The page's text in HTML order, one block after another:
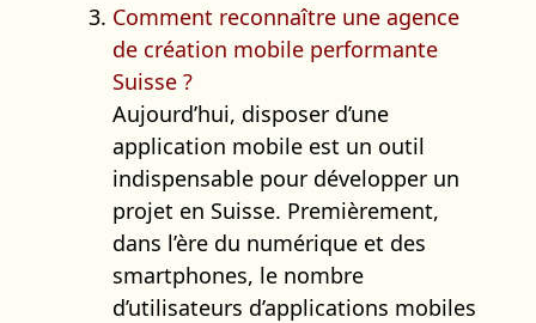
Comment reconnaître une agence
de création mobile performante
Suisse ?
Aujourd’hui, disposer d’une
application mobile est un outil
indispensable pour développer un
projet en Suisse. Premièrement,
dans l’ère du numérique et des
smartphones, le nombre
d’utilisateurs d’applications mobiles